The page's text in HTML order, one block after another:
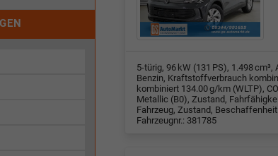
5-türig, 96 kW (131 PS), 1.498
Benzin, Kraftstoffverbrauch
kombiniert 134.00 g/km (WLTP),
Metallic (B0), Zustand,
Fahrzeug, Zustand,
Fahrzeugnr.: 381785